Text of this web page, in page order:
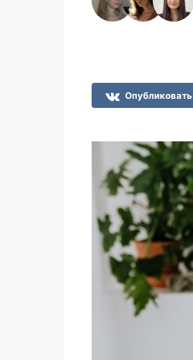
Опубликовать